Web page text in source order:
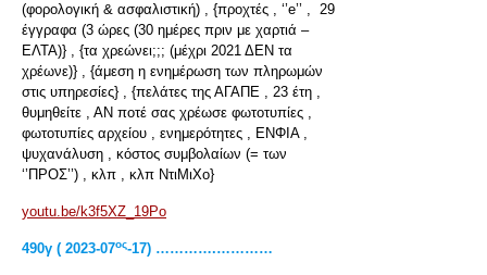
(φορολογική & ασφαλιστική) , {προχτές , ‘’e’’ , 29
έγγραφα (3 ώρες (30 ημέρες πριν με χαρτιά –
ΕΛΤΑ)} , {τα χρεώνει;;; (μέχρι 2021 ΔΕΝ τα
χρέωνε)} , {άμεση η ενημέρωση των πληρωμών
στις υπηρεσίες} , {πελάτες της ΑΓΑΠΕ , 23 έτη ,
θυμηθείτε , ΑΝ ποτέ σας χρέωσε φωτοτυπίες ,
φωτοτυπίες αρχείου , ενημερότητες , ΕΝΦΙΑ ,
ψυχανάλυση , κόστος συμβολαίων (= των
‘’ΠΡΟΣ’’) , κλπ , κλπ ΝτιΜιΧο}
youtu.be/k3f5XZ_19Po
490γ ( 2023-07ος-17) ………….…………